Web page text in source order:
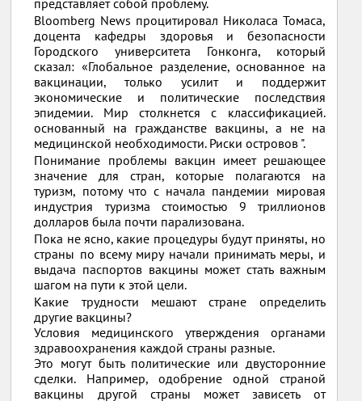
представляет собой проблему.
Bloomberg News процитировал Николаса Томаса,
доцента кафедры здоровья и безопасности
Городского университета Гонконга, который
сказал: «Глобальное разделение, основанное на
вакцинации, только усилит и поддержит
экономические и политические последствия
эпидемии. Мир столкнется с классификацией.
основанный на гражданстве вакцины, а не на
медицинской необходимости. Риски островов ".
Понимание проблемы вакцин имеет решающее
значение для стран, которые полагаются на
туризм, потому что с начала пандемии мировая
индустрия туризма стоимостью 9 триллионов
долларов была почти парализована.
Пока не ясно, какие процедуры будут приняты, но
страны по всему миру начали принимать меры, и
выдача паспортов вакцины может стать важным
шагом на пути к этой цели.
Какие трудности мешают стране определить
другие вакцины?
Условия медицинского утверждения органами
здравоохранения каждой страны разные.
Это могут быть политические или двусторонние
сделки. Например, одобрение одной страной
вакцины другой страны может зависеть от